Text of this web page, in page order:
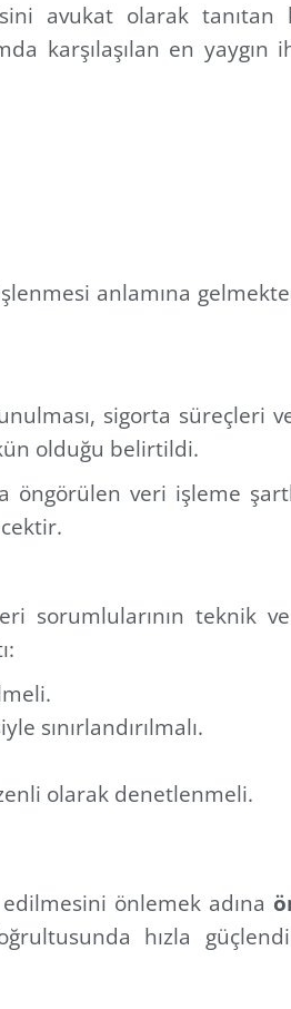
avukat olarak tanıtan
karşılaşılan en yaygın
anlamına
sigorta süreçleri
olduğu belirtildi.
öngörülen veri işleme
sorumlularının teknik
sınırlandırılmalı.
olarak denetlenmeli.
önlemek adına
hızla